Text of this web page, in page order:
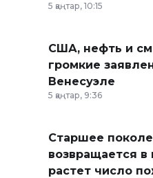
5 қаңтар, 10:15
США, нефть и
громкие
Венесуэле
5 қаңтар, 9:36
Старшее
возвращается в
растет число